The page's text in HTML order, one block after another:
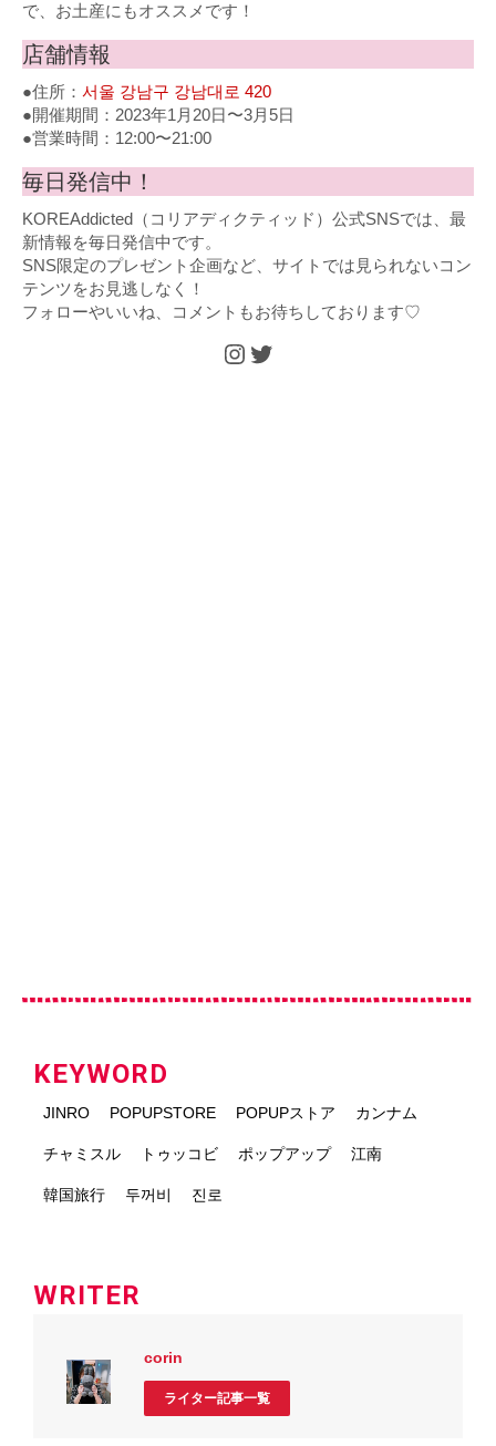
で、お土産にもオススメです！
店舗情報
●住所： 서울 강남구 강남대로 420
●開催期間：2023年1月20日〜3月5日
●営業時間：12:00〜21:00
毎日発信中！
KOREAddicted（コリアディクティッド）公式SNSでは、最
新情報を毎日発信中です。
SNS限定のプレゼント企画など、サイトでは見られないコン
テンツをお見逃しなく！
フォローやいいね、コメントもお待ちしております♡
KEYWORD
JINRO POPUPSTORE POPUPストア カンナム
チャミスル トゥッコビ ポップアップ 江南
韓国旅行 두꺼비 진로
WRITER
corin
ライター記事一覧